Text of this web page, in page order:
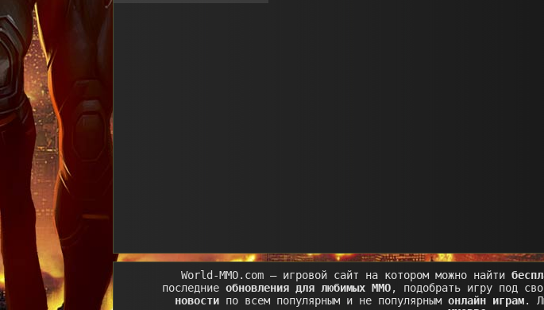
World-MMO.com – игровой сайт на котором можно найти
последние обновления для любимых MMO, подобрать игру под
новости по всем популярным и не популярным онлайн играм.